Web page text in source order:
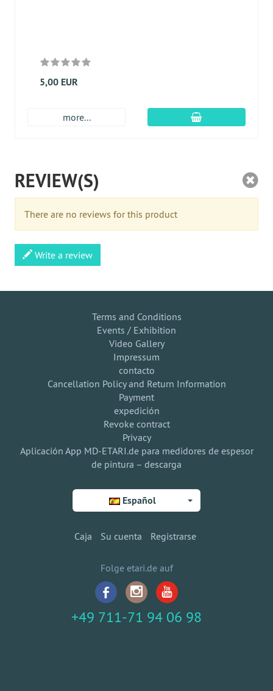
5,00 EUR
more... En el carro de
REVIEW(S)
There are no reviews for this product
Write a review
Terms and Conditions
Events / Exhibition
Video Gallery
Impressum
contacto
Cancellation Policy and Return Information
Payment
expedición
Revoke contract
Privacy
Aplicación App MD-ETARI.de para medidores de espesor
de pintura – descarga
Español
Caja Su cuenta Registrarse
Folge etari.de auf
+49 711-71 94 06 98